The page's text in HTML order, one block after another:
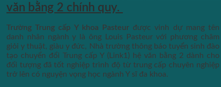
văn bằng 2 chính quy.
Trường Trung cấp Y khoa Pasteur được vinh dự mang tên
danh nhân ngành y là ông Louis Pasteur với phương châm
giỏi y thuật, giàu y đức, Nhà trường thông báo tuyển sinh đào
tạo chuyển đổi Trung cấp Y (Link1) hệ văn bằng 2 dành cho
đối tượng đã tốt nghiệp trình độ từ trung cấp chuyên nghiệp
trở lên có nguyện vọng học ngành Y sĩ đa khoa.